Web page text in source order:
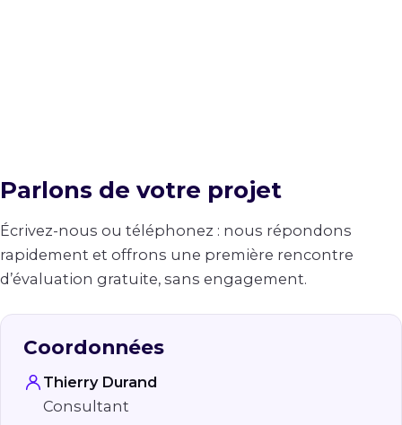
Parlons de votre projet
Écrivez-nous ou téléphonez : nous répondons
rapidement et offrons une première rencontre
d’évaluation gratuite, sans engagement.
Coordonnées
Thierry Durand
Consultant